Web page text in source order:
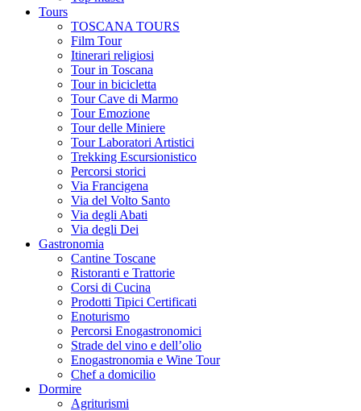
Tours
TOSCANA TOURS
Film Tour
Itinerari religiosi
Tour in Toscana
Tour in bicicletta
Tour Cave di Marmo
Tour Emozione
Tour delle Miniere
Tour Laboratori Artistici
Trekking Escursionistico
Percorsi storici
Via Francigena
Via del Volto Santo
Via degli Abati
Via degli Dei
Gastronomia
Cantine Toscane
Ristoranti e Trattorie
Corsi di Cucina
Prodotti Tipici Certificati
Enoturismo
Percorsi Enogastronomici
Strade del vino e dell’olio
Enogastronomia e Wine Tour
Chef a domicilio
Dormire
Agriturismi